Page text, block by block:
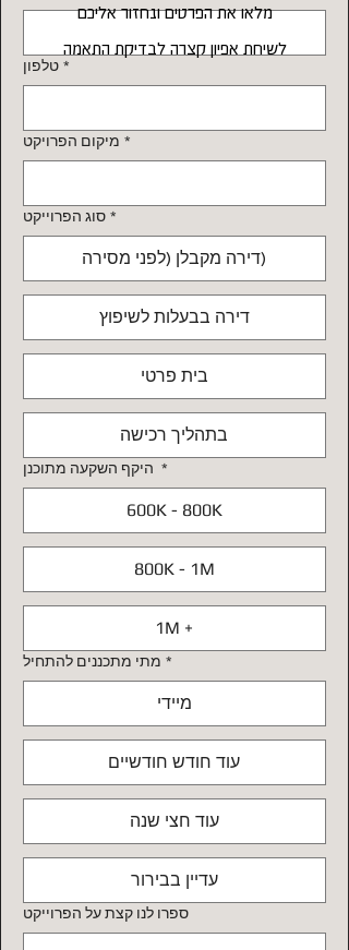
טלפון *
מיקום הפרויקט *
סוג הפרוייקט *
דירה מקבלן (לפני מסירה)
דירה בבעלות לשיפוץ
בית פרטי
בתהליך רכישה
*
600K - 800K
800K - 1M
1M +
מתי מתכננים להתחיל *
מיידי
עוד חודש חודשיים
עוד חצי שנה
עדיין בבירור
ספרו לנו קצת על הפרוייקט
מלאו את הפרטים ונחזור אליכם
לשיחת אפיון קצרה לבדיקת התאמה